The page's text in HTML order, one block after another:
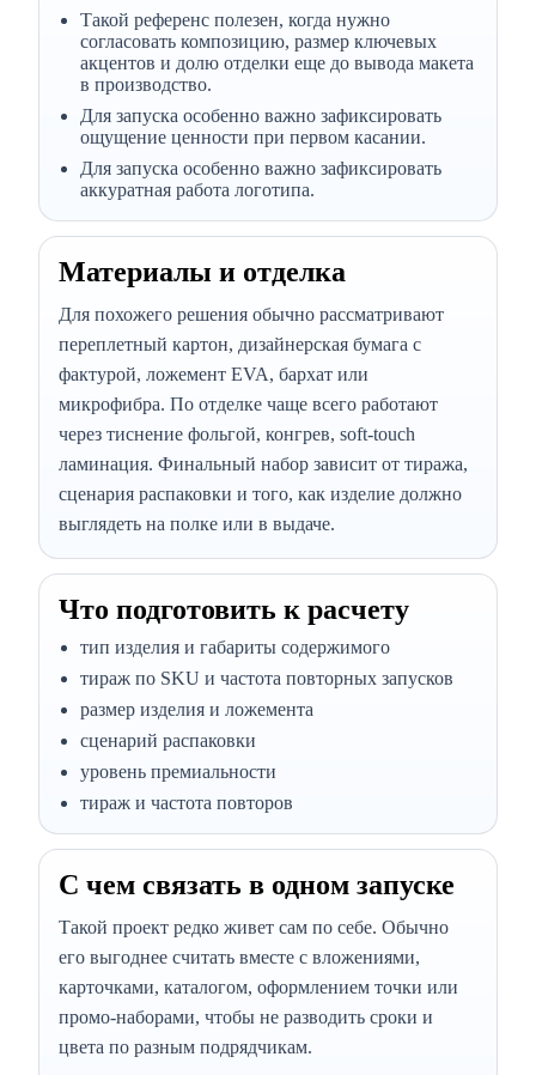
Такой референс полезен, когда нужно
согласовать композицию, размер ключевых
акцентов и долю отделки еще до вывода макета
в производство.
Для запуска особенно важно зафиксировать
ощущение ценности при первом касании.
Для запуска особенно важно зафиксировать
аккуратная работа логотипа.
Материалы и отделка
Для похожего решения обычно рассматривают
переплетный картон, дизайнерская бумага с
фактурой, ложемент EVA, бархат или
микрофибра. По отделке чаще всего работают
через тиснение фольгой, конгрев, soft-touch
ламинация. Финальный набор зависит от тиража,
сценария распаковки и того, как изделие должно
выглядеть на полке или в выдаче.
Что подготовить к расчету
тип изделия и габариты содержимого
тираж по SKU и частота повторных запусков
размер изделия и ложемента
сценарий распаковки
уровень премиальности
тираж и частота повторов
С чем связать в одном запуске
Такой проект редко живет сам по себе. Обычно
его выгоднее считать вместе с вложениями,
карточками, каталогом, оформлением точки или
промо-наборами, чтобы не разводить сроки и
цвета по разным подрядчикам.